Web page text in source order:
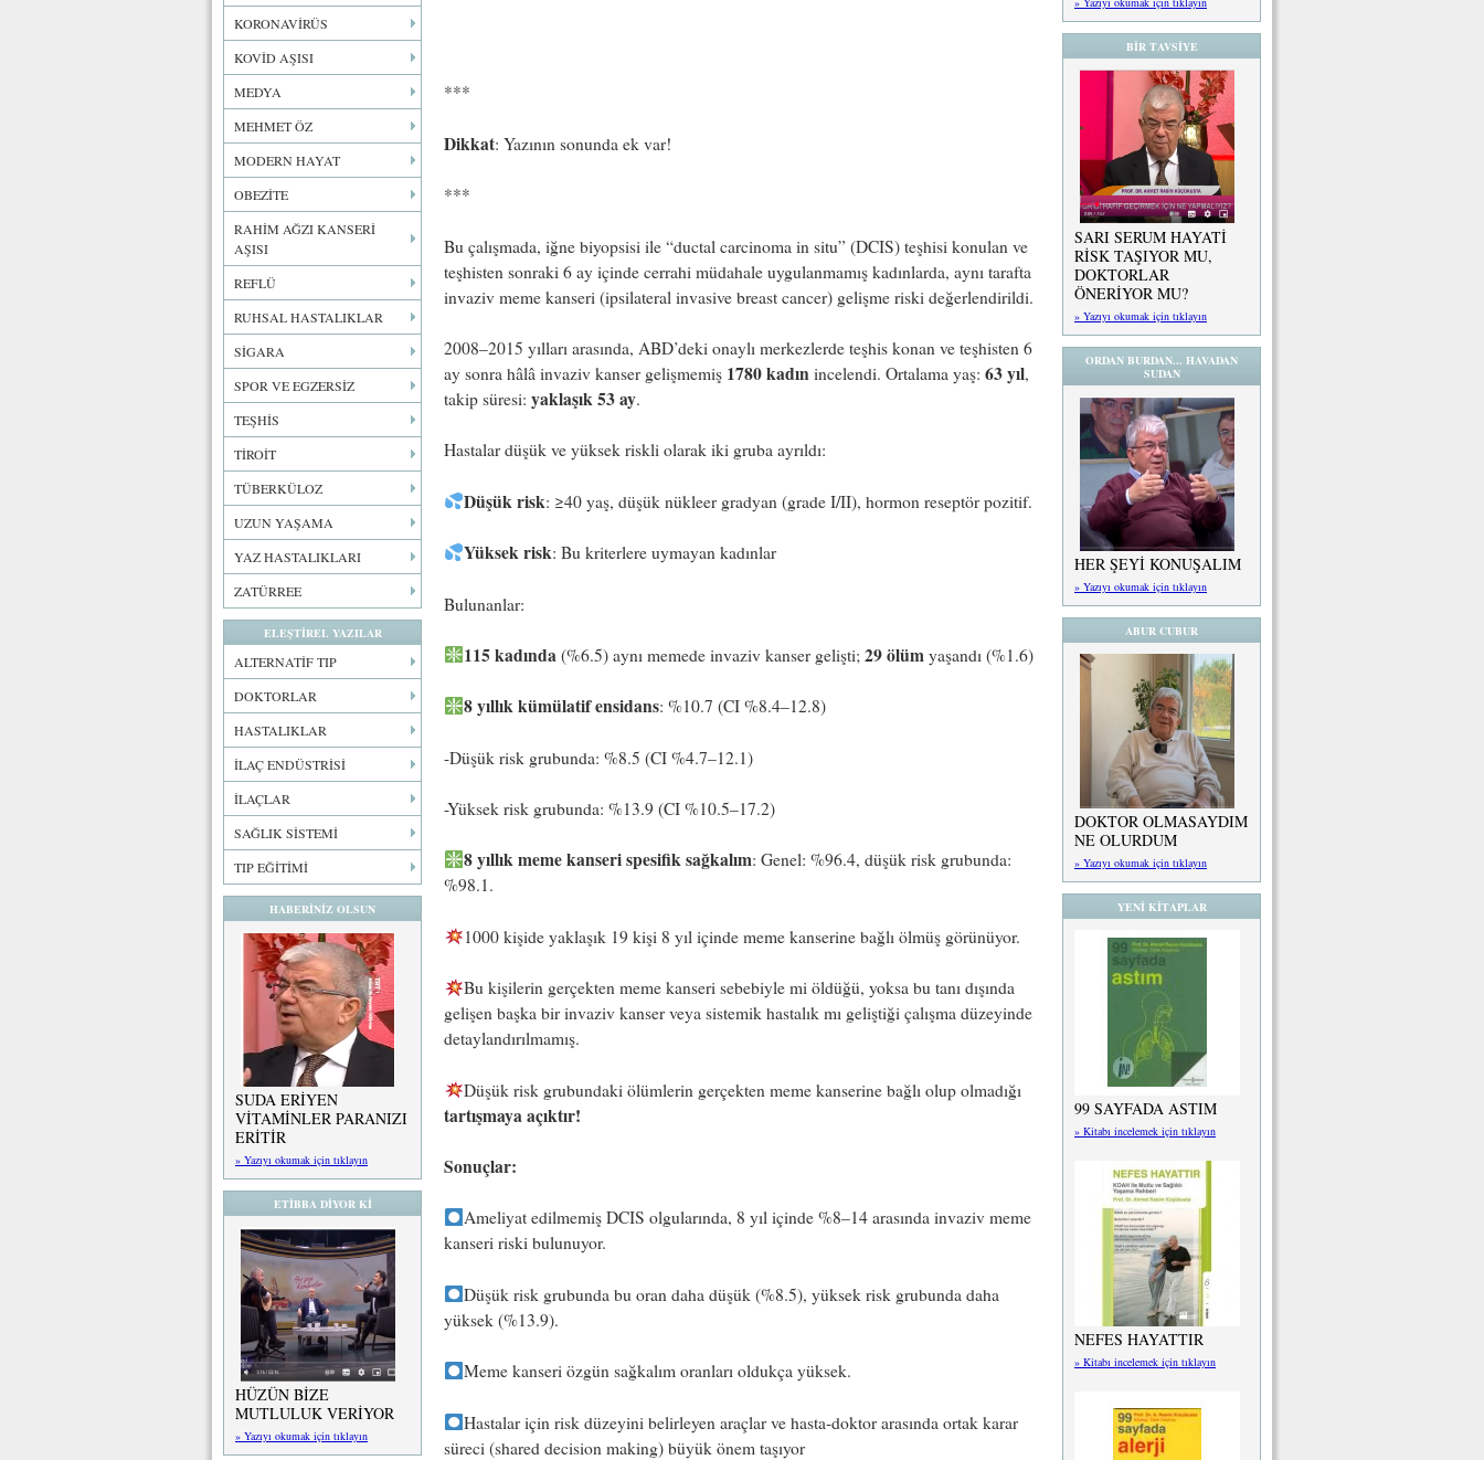
KORONAVİRÜS
KOVİD AŞISI
MEDYA
MEHMET ÖZ
MODERN HAYAT
OBEZİTE
RAHİM AĞZI KANSERİ
AŞISI
REFLÜ
RUHSAL HASTALIKLAR
SİGARA
SPOR VE EGZERSİZ
TEŞHİS
TİROİT
TÜBERKÜLOZ
UZUN YAŞAMA
YAZ HASTALIKLARI
ZATÜRREE
ELEŞTİREL YAZILAR
ALTERNATİF TIP
DOKTORLAR
HASTALIKLAR
İLAÇ ENDÜSTRİSİ
İLAÇLAR
SAĞLIK SİSTEMİ
TIP EĞİTİMİ
HABERİNİZ OLSUN
SUDA ERİYEN
VİTAMİNLER PARANIZI
ERİTİR
» Yazıyı okumak için tıklayın
ETİBBA DİYOR Kİ
HÜZÜN BİZE
MUTLULUK VERİYOR
» Yazıyı okumak için tıklayın
***
Dikkat: Yazının sonunda ek var!
***
Bu çalışmada, iğne biyopsisi ile “ductal carcinoma in situ” (DCIS) teşhisi konulan ve
teşhisten sonraki 6 ay içinde cerrahi müdahale uygulanmamış kadınlarda, aynı tarafta
invaziv meme kanseri (ipsilateral invasive breast cancer) gelişme riski değerlendirildi.
2008–2015 yılları arasında, ABD’deki onaylı merkezlerde teşhis konan ve teşhisten 6
ay sonra hâlâ invaziv kanser gelişmemiş 1780 kadın incelendi. Ortalama yaş: 63 yıl,
takip süresi: yaklaşık 53 ay.
Hastalar düşük ve yüksek riskli olarak iki gruba ayrıldı:
Düşük risk: ≥40 yaş, düşük nükleer gradyan (grade I/II), hormon reseptör pozitif.
Yüksek risk: Bu kriterlere uymayan kadınlar
Bulunanlar:
115 kadında (%6.5) aynı memede invaziv kanser gelişti; 29 ölüm yaşandı (%1.6)
8 yıllık kümülatif ensidans: %10.7 (CI %8.4–12.8)
-Düşük risk grubunda: %8.5 (CI %4.7–12.1)
-Yüksek risk grubunda: %13.9 (CI %10.5–17.2)
8 yıllık meme kanseri spesifik sağkalım: Genel: %96.4, düşük risk grubunda:
%98.1.
1000 kişide yaklaşık 19 kişi 8 yıl içinde meme kanserine bağlı ölmüş görünüyor.
Bu kişilerin gerçekten meme kanseri sebebiyle mi öldüğü, yoksa bu tanı dışında
gelişen başka bir invaziv kanser veya sistemik hastalık mı geliştiği çalışma düzeyinde
detaylandırılmamış.
Düşük risk grubundaki ölümlerin gerçekten meme kanserine bağlı olup olmadığı
tartışmaya açıktır!
Sonuçlar:
Ameliyat edilmemiş DCIS olgularında, 8 yıl içinde %8–14 arasında invaziv meme
kanseri riski bulunuyor.
Düşük risk grubunda bu oran daha düşük (%8.5), yüksek risk grubunda daha
yüksek (%13.9).
Meme kanseri özgün sağkalım oranları oldukça yüksek.
Hastalar için risk düzeyini belirleyen araçlar ve hasta-doktor arasında ortak karar
süreci (shared decision making) büyük önem taşıyor
BİR TAVSİYE
SARI SERUM HAYATİ
RİSK TAŞIYOR MU,
DOKTORLAR
ÖNERİYOR MU?
» Yazıyı okumak için tıklayın
ORDAN BURDAN... HAVADAN
SUDAN
HER ŞEYİ KONUŞALIM
» Yazıyı okumak için tıklayın
ABUR CUBUR
DOKTOR OLMASAYDIM
NE OLURDUM
» Yazıyı okumak için tıklayın
YENİ KİTAPLAR
99 SAYFADA ASTIM
» Kitabı incelemek için tıklayın
NEFES HAYATTIR
» Kitabı incelemek için tıklayın